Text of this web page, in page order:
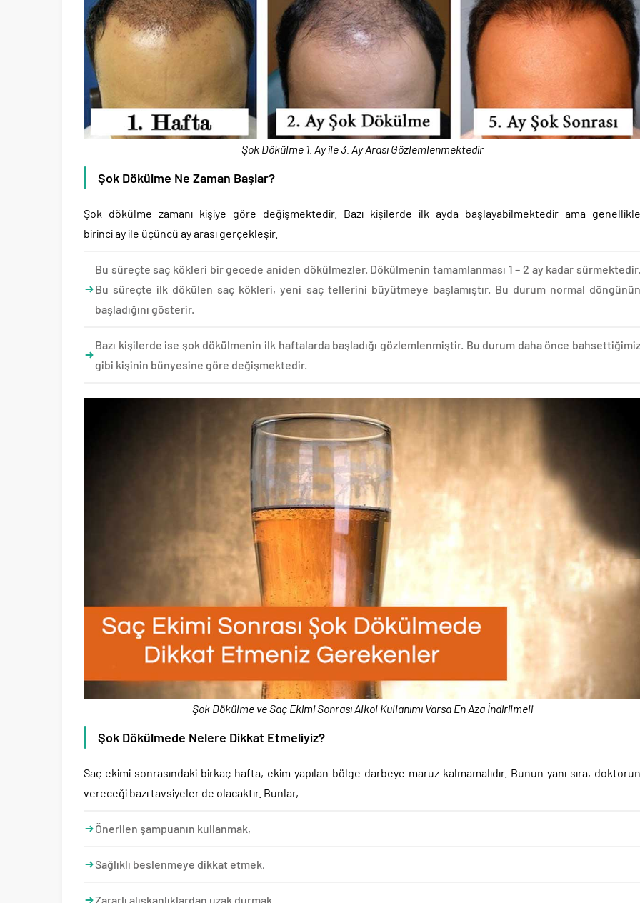
Şok Dökülme 1. Ay ile 3. Ay Arası Gözlemlenmektedir
Şok Dökülme Ne Zaman Başlar?
Şok dökülme zamanı kişiye göre değişmektedir. Bazı kişilerde ilk ayda başlayabilmektedir ama genellikle
birinci ay ile üçüncü ay arası gerçekleşir.
Bu süreçte saç kökleri bir gecede aniden dökülmezler. Dökülmenin tamamlanması 1 – 2 ay kadar sürmektedir.
Bu süreçte ilk dökülen saç kökleri, yeni saç tellerini büyütmeye başlamıştır. Bu durum normal döngünün
başladığını gösterir.
Bazı kişilerde ise şok dökülmenin ilk haftalarda başladığı gözlemlenmiştir. Bu durum daha önce bahsettiğimiz
gibi kişinin bünyesine göre değişmektedir.
Şok Dökülme ve Saç Ekimi Sonrası Alkol Kullanımı Varsa En Aza İndirilmeli
Şok Dökülmede Nelere Dikkat Etmeliyiz?
Saç ekimi sonrasındaki birkaç hafta, ekim yapılan bölge darbeye maruz kalmamalıdır. Bunun yanı sıra, doktorun
vereceği bazı tavsiyeler de olacaktır. Bunlar,
Önerilen şampuanın kullanmak,
Sağlıklı beslenmeye dikkat etmek,
Zararlı alışkanlıklardan uzak durmak.